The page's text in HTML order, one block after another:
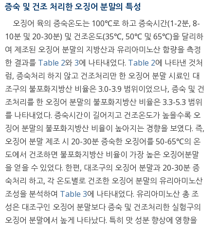
증숙 및 건조 처리한 오징어 분말의 특성
오징어 육의 증숙온도는 100℃로 하고 증숙시간(1-2분, 8-
10분 및 20-30분) 및 건조온도(35℃, 50℃ 및 65℃)을 달리하
여 제조된 오징어 분말의 지방산과 유리아미노산 함량을 측정
한 결과를 Table 2와3에 나타내었다. Table 2에 나타낸 것처
럼, 증숙처리 하지 않고 건조처리만 한 오징어 분말 시료인 대
조구의 불포화지방산 비율은 3.0-3.9 범위이었으나, 증숙 및 건
조처리를 한 오징어 분말의 불포화지방산 비율은 3.3-5.3 범위
를 나타내었다. 증숙시간이 길어지고 건조온도가 높을수록 오
징어 분말의 불포화지방산 비율이 높아지는 경향을 보였다. 즉,
오징어 분말 제조 시 20-30분 증숙한 오징어를 50-65℃의 온
도에서 건조하면 불포화지방산 비율이 가장 높은 오징어분말
을 얻을 수 있었다. 한편, 대조구의 오징어 분말과 20-30분 증
숙처리 하고, 각 온도별로 건조한 오징어 분말의 유리아미노산
조성을 분석하여 Table 3에 나타내었다. 유리아미노산 총 조
성은 대조구인 오징어 분말보다 증숙 및 건조처리한 실험구의
오징어 분말에서 높게 나타났다. 특히 맛 성분 향상에 영향을